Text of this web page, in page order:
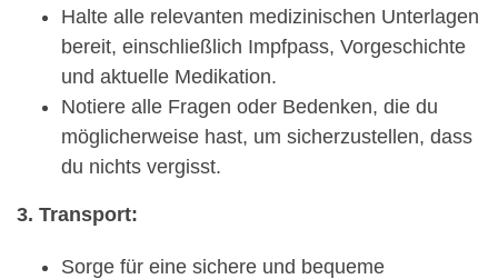
Halte alle relevanten medizinischen Unterlagen
bereit, einschließlich Impfpass, Vorgeschichte
und aktuelle Medikation.
Notiere alle Fragen oder Bedenken, die du
möglicherweise hast, um sicherzustellen, dass
du nichts vergisst.
3. Transport:
Sorge für eine sichere und bequeme